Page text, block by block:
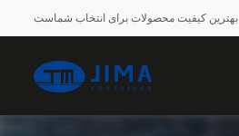
بهترین کیفیت محصولات برای انتخاب شماست